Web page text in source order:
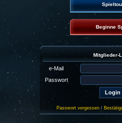
Beginne
Mitglieder-
e-Mail
Passwort
Passwort vergessen /